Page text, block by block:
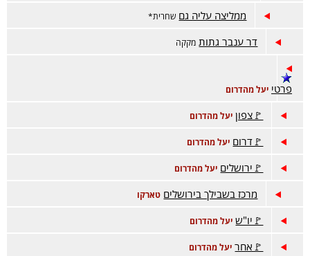
ממליצה עליה גם שחרית*
דר ענבר גתות מקקה
פרטי יעל מהדרום
🚩צפון יעל מהדרום
🚩דרום יעל מהדרום
🚩ירושלים יעל מהדרום
מרכז בשבילך בירושלים טארקו
🚩יו"ש יעל מהדרום
🚩אחר יעל מהדרום